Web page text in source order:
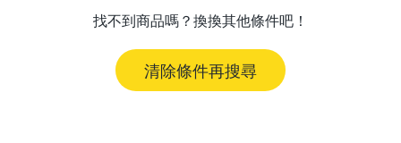
找不到商品嗎？換換其他條件吧！
清除條件再搜尋